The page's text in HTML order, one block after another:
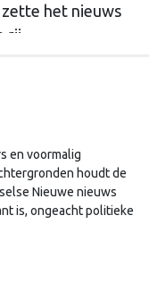
het nieuws
rij.
en voormalig
houdt de
Nieuwe nieuws
is, ongeacht politieke